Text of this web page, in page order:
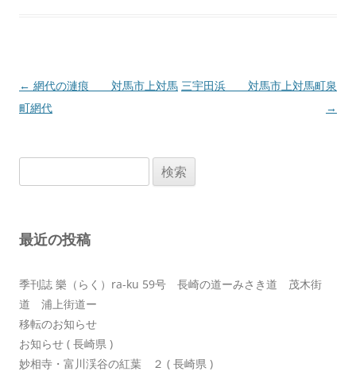
投
稿
ョ
← 網代の漣痕 対馬市上対馬
町網代
三宇田浜 対馬市上対馬町泉
→
索:
最近の投稿
季刊誌 樂（らく）ra-ku 59号 長崎の道ーみさき道 茂木街
道 浦上街道ー
移転のお知らせ
お知らせ ( 長崎県 )
妙相寺・富川渓谷の紅葉 ２ ( 長崎県 )